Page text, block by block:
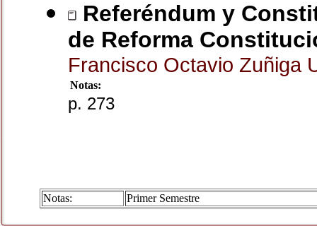
Referéndum y
de Reforma
Francisco Octavio Zuñiga
Notas:
p. 273
Notas: Primer Semestre